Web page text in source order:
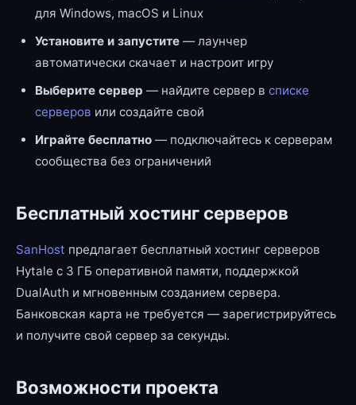
для Windows, macOS и Linux
Установите и запустите — лаунчер
автоматически скачает и настроит игру
Выберите сервер — найдите сервер в списке
серверов или создайте свой
Играйте бесплатно — подключайтесь к серверам
сообщества без ограничений
Бесплатный хостинг серверов
SanHost предлагает бесплатный хостинг серверов
Hytale с 3 ГБ оперативной памяти, поддержкой
DualAuth и мгновенным созданием сервера.
Банковская карта не требуется — зарегистрируйтесь
и получите свой сервер за секунды.
Возможности проекта